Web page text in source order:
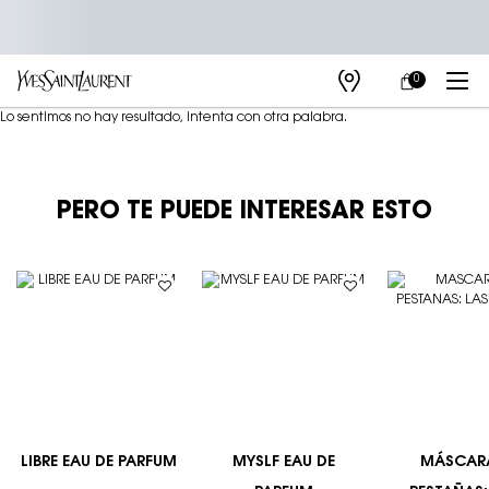
TIENDAS
MI
CARRITO
0
0 PRODUCTO
Main content
Lo sentimos no hay resultado, intenta con otra palabra.
PERO TE PUEDE INTERESAR ESTO
LIBRE EAU DE PARFUM
MYSLF EAU DE